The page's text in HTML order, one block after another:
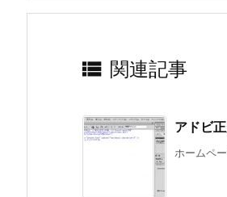
 関連記事
アドビ
ホームペ